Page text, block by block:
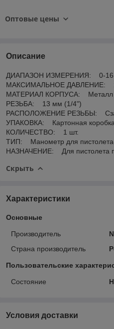
Оптовые цены
Описание
ДИАПАЗОН ИЗМЕРЕНИЯ: 0-16
МАКСИМАЛЬНОЕ ДАВЛЕНИЕ:
МАТЕРИАЛ КОРПУСА: Металл
РЕЗЬБА: 13 мм (1/4")
РАСПОЛОЖЕНИЕ РЕЗЬБЫ:
УПАКОВКА: Картонная коробка
КОЛИЧЕСТВО: 1 шт.
ТИП: Манометр для пистолета-
НАЗНАЧЕНИЕ: Для пистолета
Скрыть
Характеристики
Основные
Производитель
Страна производитель
Пользовательские
Состояние
Условия доставки